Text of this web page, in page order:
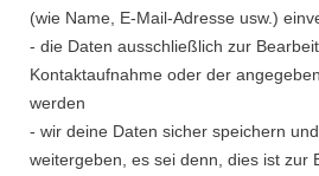
(wie Name, E-Mail-Adresse usw.)
- die Daten ausschließlich zur
Kontaktaufnahme oder der
werden
- wir deine Daten sicher speichern
weitergeben, es sei denn, dies ist zur